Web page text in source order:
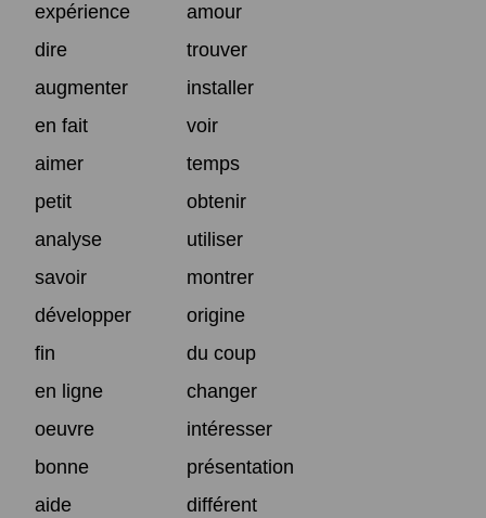
expérience
amour
dire
trouver
augmenter
installer
en fait
voir
aimer
temps
petit
obtenir
analyse
utiliser
savoir
montrer
développer
origine
fin
du coup
en ligne
changer
oeuvre
intéresser
bonne
présentation
aide
différent